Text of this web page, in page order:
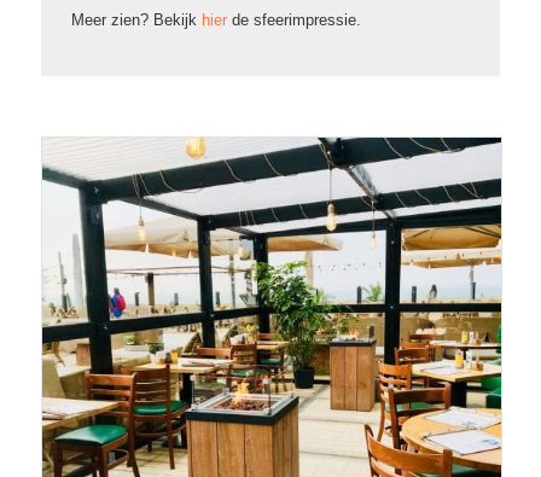
Meer zien? Bekijk hierde sfeerimpressie.